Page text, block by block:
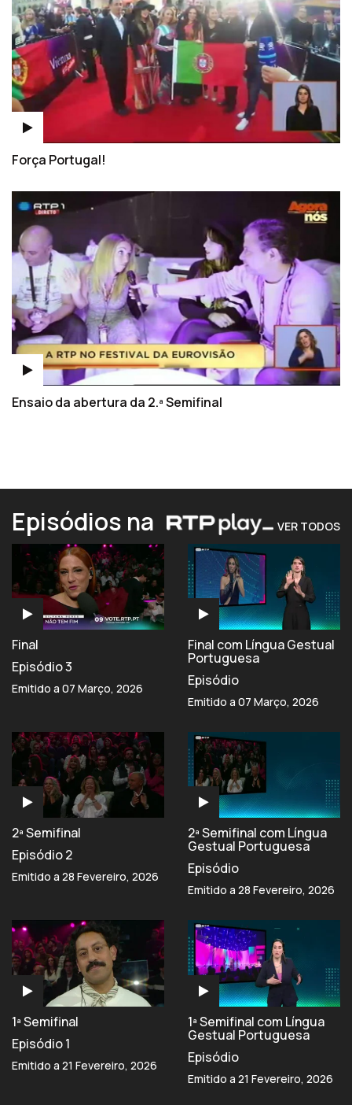
Força Portugal!
Ensaio da abertura da 2.ª Semifinal
Episódios na VER TODOS
Final
Episódio 3
Emitido a 07 Março, 2026
Final com Língua Gestual
Portuguesa
Episódio
Emitido a 07 Março, 2026
2ª Semifinal
Episódio 2
Emitido a 28 Fevereiro, 2026
2ª Semifinal com Língua
Gestual Portuguesa
Episódio
Emitido a 28 Fevereiro, 2026
1ª Semifinal
Episódio 1
Emitido a 21 Fevereiro, 2026
1ª Semifinal com Língua
Gestual Portuguesa
Episódio
Emitido a 21 Fevereiro, 2026